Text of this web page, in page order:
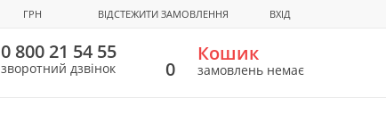
ГРН ВІДСТЕЖИТИ ЗАМОВЛЕННЯ ВХІД
0 800 21 54 55
зворотний дзвінок 0
Кошик
замовлень немає